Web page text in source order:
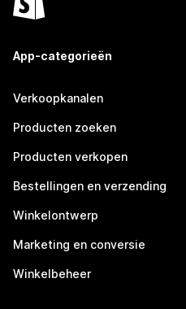
App-categorieën
Verkoopkanalen
Producten zoeken
Producten verkopen
Bestellingen en verzending
Winkelontwerp
Marketing en conversie
Winkelbeheer